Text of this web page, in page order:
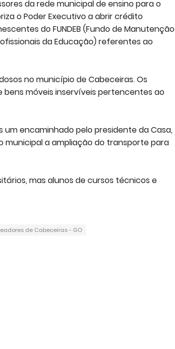
da rede municipal de ensino para o
o Poder Executivo a abrir crédito
do FUNDEB (Fundo de Manutenção
da Educação) referentes ao
no município de Cabeceiras. Os
móveis inservíveis pertencentes ao
um encaminhado pelo presidente da Casa,
municipal a ampliação do transporte para
mas alunos de cursos técnicos e
de Cabeceiras - GO